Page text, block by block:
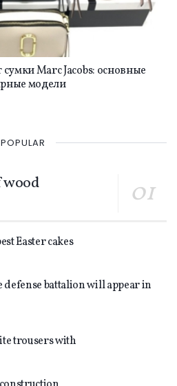
Marc Jacobs: основные
модели
POPULAR
wood
Easter cakes
battalion will appear in
trousers with